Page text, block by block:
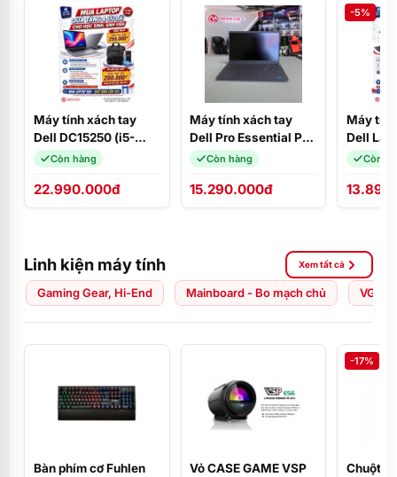
Máy tính xách tay
Dell DC15250 (i5-
1334U/16GD4/512SSD/15.6FHD/120Hz/W11SL+OFFICE_2024/
Còn hàng
22.990.000đ
Máy tính xách tay
Dell Pro Essential PV
15250 (Core i5-
ĐEN/Ubuntu/NK
Còn hàng
15.290.000đ
-5%
Máy
Dell
(i3-
FHD/
Còn
Linh kiện máy tính Xem tất cả
Gaming Gear, Hi-End Mainboard - Bo mạch chủ VGA -
Bàn phím cơ Fuhlen
Vỏ CASE GAME VSP
-17%
Chuột